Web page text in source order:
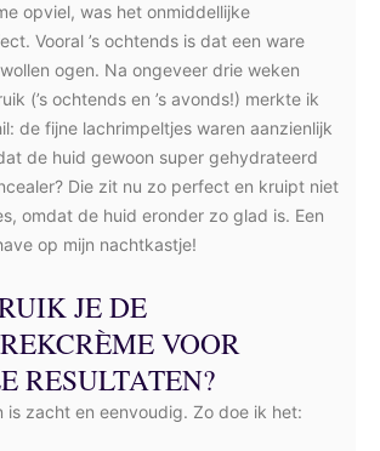
opviel, was het onmiddellijke
Vooral ’s ochtends is dat een ware
ogen. Na ongeveer drie weken
(’s ochtends en ’s avonds!) merkte ik
de fijne lachrimpeltjes waren aanzienlijk
de huid gewoon super gehydrateerd
Die zit nu zo perfect en kruipt niet
omdat de huid eronder zo glad is. Een
op mijn nachtkastje!
JE DE
VOOR
RESULTATEN?
is zacht en eenvoudig. Zo doe ik het: